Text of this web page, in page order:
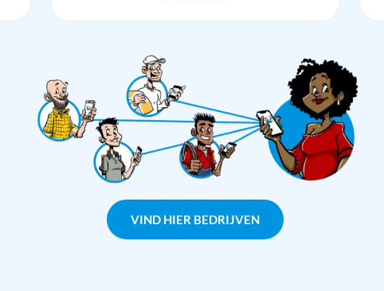
VIND HIER BEDRIJVEN